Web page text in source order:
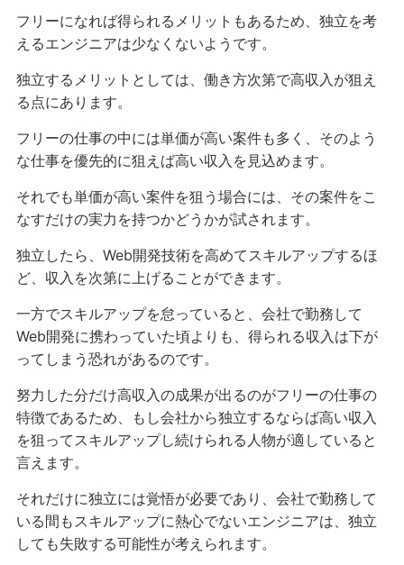
フリーになれば得られるメリットもあるため、独立を考
えるエンジニアは少なくないようです。
独立するメリットとしては、働き方次第で高収入が狙え
る点にあります。
フリーの仕事の中には単価が高い案件も多く、そのよう
な仕事を優先的に狙えば高い収入を見込めます。
それでも単価が高い案件を狙う場合には、その案件をこ
なすだけの実力を持つかどうかが試されます。
独立したら、Web開発技術を高めてスキルアップするほ
ど、収入を次第に上げることができます。
一方でスキルアップを怠っていると、会社で勤務して
Web開発に携わっていた頃よりも、得られる収入は下が
ってしまう恐れがあるのです。
努力した分だけ高収入の成果が出るのがフリーの仕事の
特徴であるため、もし会社から独立するならば高い収入
を狙ってスキルアップし続けられる人物が適していると
言えます。
それだけに独立には覚悟が必要であり、会社で勤務して
いる間もスキルアップに熱心でないエンジニアは、独立
しても失敗する可能性が考えられます。